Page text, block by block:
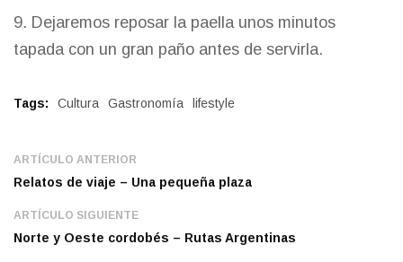
Dejaremos reposar la paella unos minutos
tapada con un gran paño antes de servirla.
Tags: Cultura Gastronomía lifestyle
ARTÍCULO ANTERIOR
Relatos de viaje – Una pequeña plaza
ARTÍCULO SIGUIENTE
Norte y Oeste cordobés – Rutas Argentinas